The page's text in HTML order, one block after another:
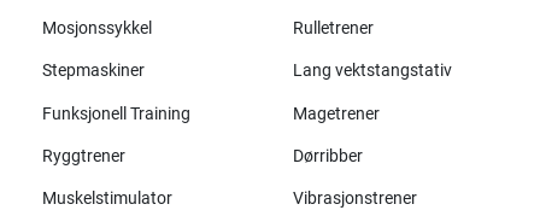
Mosjonssykkel Rulletrener
Stepmaskiner Lang vektstangstativ
Funksjonell Training Magetrener
Ryggtrener Dørribber
Muskelstimulator Vibrasjonstrener